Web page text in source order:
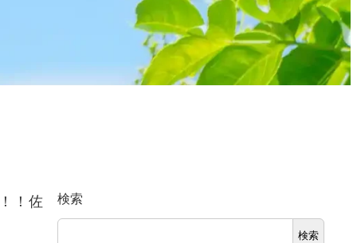
！佐 検索
検索